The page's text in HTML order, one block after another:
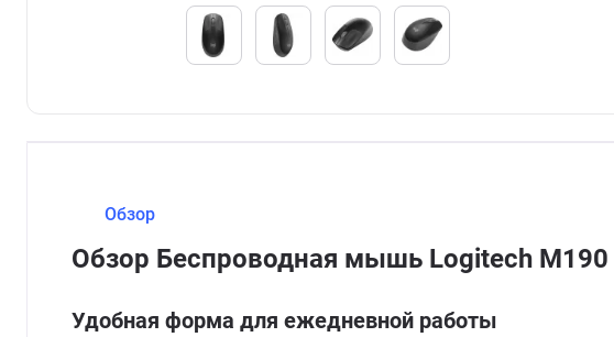
Обзор
Обзор Беспроводная мышь Logitech
Удобная форма для ежедневной работы